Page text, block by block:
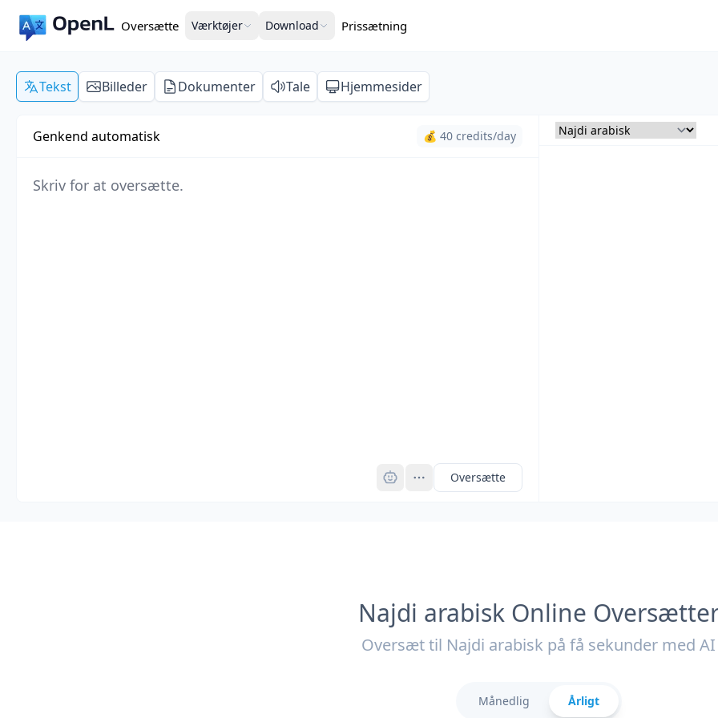
Oversætte Værktøjer Download Prissætning
Tekst Billeder Dokumenter Tale Hjemmesider
Genkend automatisk 💰 40 credits/day
Oversætte
Najdi arabisk Online
Oversæt til Najdi arabisk på få sekunder med AI
Månedlig Årligt